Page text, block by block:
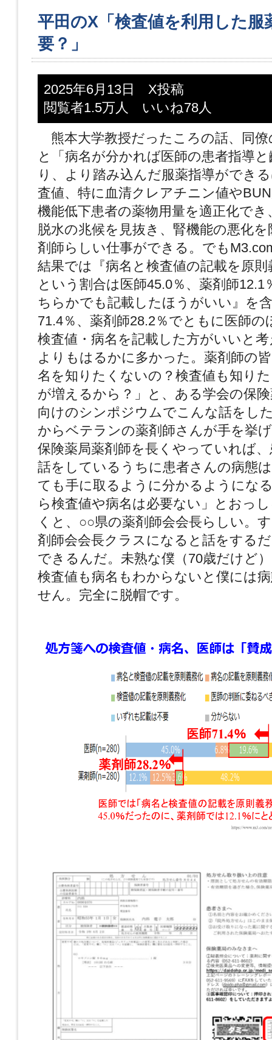
平田のX「検査値を利用した服
要？」
2025年6月13日 X投稿
閲覧者1.5万人 いいね78人
熊本大学教授だったころの話、同僚
と「病名が分かれば医師の患者指導
り、より踏み込んだ服薬指導ができ
査値、特に血清クレアチニン値や
機能低下患者の薬物用量を適正化で
脱水の兆候を見抜き、腎機能の悪化
剤師らしい仕事ができる。でも
結果では『病名と検査値の記載を原
という割合は医師45.0％、薬剤師12.1
ちらかでも記載したほうがいい』を
71.4％、薬剤師28.2％でともに医師の
検査値・病名を記載した方がいいと
よりもはるかに多かった。薬剤師の
名を知りたくないの？検査値も知り
が増えるから？」と、ある学会の保
向けのシンポジウムでこんな話をし
からベテランの薬剤師さんが手を挙
保険薬局薬剤師を長くやっていれば
話をしているうちに患者さんの病態
ても手に取るように分かるようにな
ら検査値や病名は必要ない」とおっ
くと、○○県の薬剤師会会長らしい。
剤師会会長クラスになると話をする
できるんだ。未熟な僕（70歳だけど
検査値も病名もわからないと僕には
せん。完全に脱帽です。